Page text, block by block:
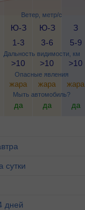
Ветер, метр/с
Дальность видимости, км
Опасные явления
Мыть автомобиль?
Ю-З
1-3
Ю-З
3-6
З
5-9
>10 >10 >10
жара жара жара
да да да
сутки
дней